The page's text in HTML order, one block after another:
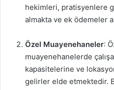
hekimleri, pratisyenlere
almakta ve ek ödemeler
Özel Muayenehaneler:
muayenehanelerde
kapasitelerine ve
gelirler elde etmektedir.